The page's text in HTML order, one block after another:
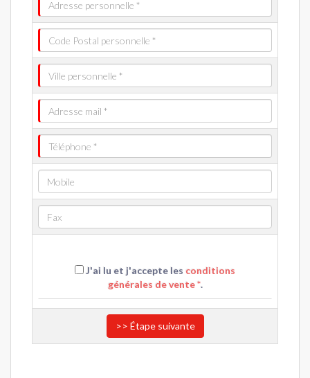
J'ai lu et j'accepte les conditions
générales de vente *.
>> Étape suivante